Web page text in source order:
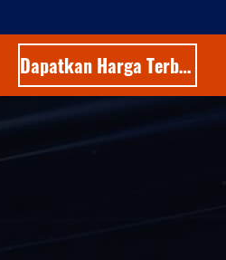
Dapatkan Harga Terbaik